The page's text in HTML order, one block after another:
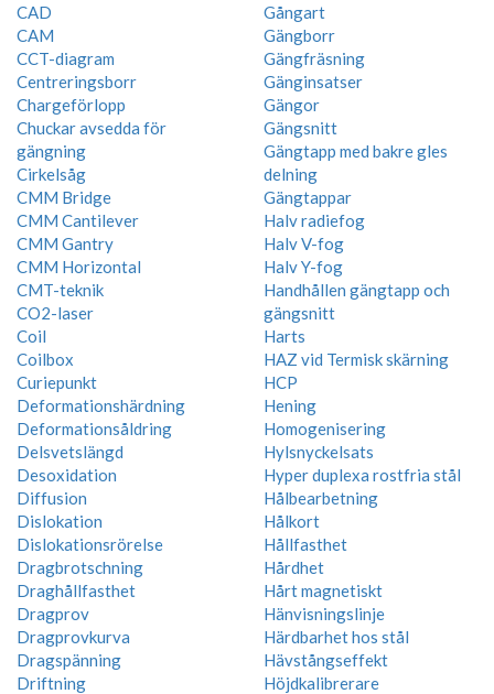
CAD
CAM
CCT-diagram
Centreringsborr
Chargeförlopp
Chuckar avsedda för
gängning
Cirkelsåg
CMM Bridge
CMM Cantilever
CMM Gantry
CMM Horizontal
CMT-teknik
CO2-laser
Coil
Coilbox
Curiepunkt
Deformationshärdning
Deformationsåldring
Delsvetslängd
Desoxidation
Diffusion
Dislokation
Dislokationsrörelse
Dragbrotschning
Draghållfasthet
Dragprov
Dragprovkurva
Dragspänning
Driftning
Gångart
Gängborr
Gängfräsning
Gänginsatser
Gängor
Gängsnitt
Gängtapp med bakre gles
delning
Gängtappar
Halv radiefog
Halv V-fog
Halv Y-fog
Handhållen gängtapp och
gängsnitt
Harts
HAZ vid Termisk skärning
HCP
Hening
Homogenisering
Hylsnyckelsats
Hyper duplexa rostfria stål
Hålbearbetning
Hålkort
Hållfasthet
Hårdhet
Hårt magnetiskt
Hänvisningslinje
Härdbarhet hos stål
Hävstångseffekt
Höjdkalibrerare